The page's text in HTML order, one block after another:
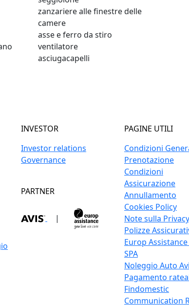
zanzariere alle finestre delle
camere
asse e ferro da stiro
ventilatore
asciugacapelli
INVESTOR
Investor relations
Governance
PARTNER
|
PAGINE UTILI
Condizioni
Prenotazione
Condizioni
Assicurazione
Annullamento
Cookies Policy
Note sulla Privacy
Polizze
Europ
SPA
Noleggio Auto
Pagamento
Findomestic
Communication